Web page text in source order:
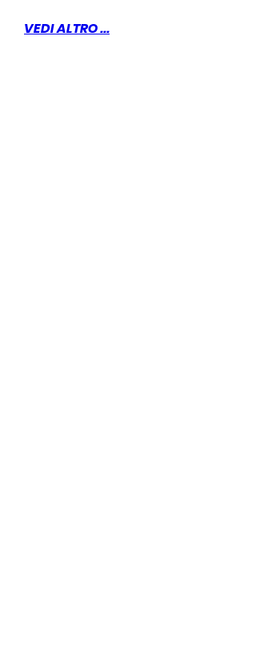
VEDI ALTRO ...